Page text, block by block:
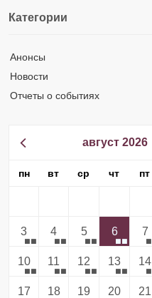
Категории
Анонсы
Новости
Отчеты о событиях
август 2026
пн вт ср чт пт
3 4 5 6 7
10 11 12 13 14
17 18 19 20 21